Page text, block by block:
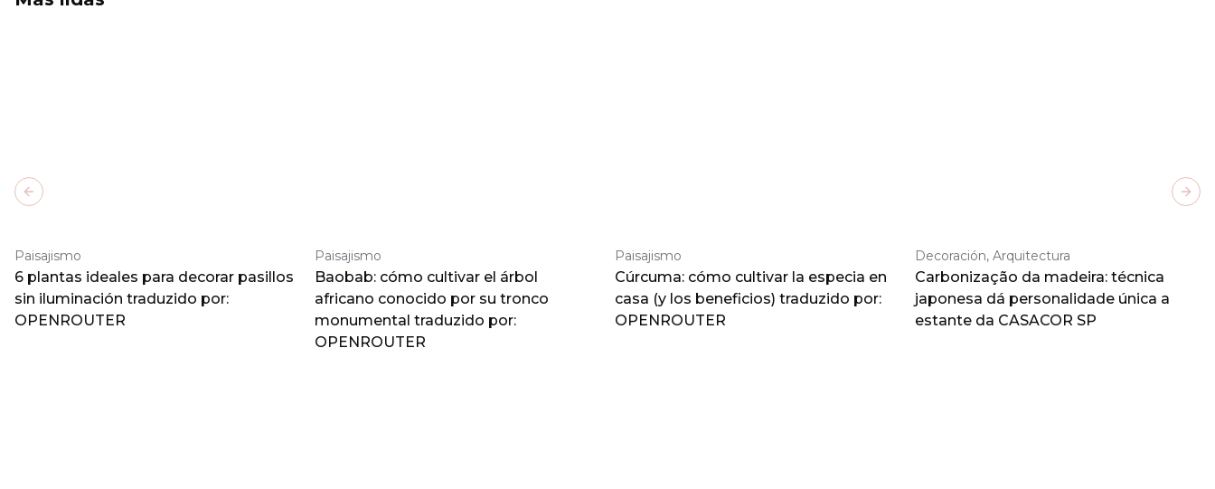
Paisajismo
6 plantas ideales para decorar pasillos
sin iluminación traduzido por:
OPENROUTER
Paisajismo
Baobab: cómo cultivar el árbol
africano conocido por su tronco
monumental traduzido por:
OPENROUTER
Paisajismo
Cúrcuma: cómo cultivar la especia en
casa (y los beneficios) traduzido por:
OPENROUTER
Decoración, Arquitectura
Carbonização da madeira: técnica
japonesa dá personalidade única a
estante da CASACOR SP
Previous slide